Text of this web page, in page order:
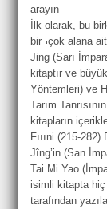
arayın
İlk olarak, bu
bir¬çok alana
Jing (Sarı
kitaptır ve
Yöntemleri) ve
Tarım
kitapların
Fıııni (215-
Jîng’in (San
Tai Mi Yao
isimli kitapta
tarafından